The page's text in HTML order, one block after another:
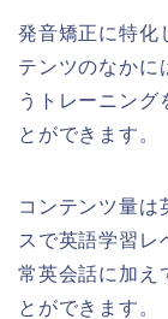
発音矯正に特化
テンツのなかに
うトレーニング
とができます。
コンテンツ量は
スで英語学習レ
常英会話に加え
とができます。